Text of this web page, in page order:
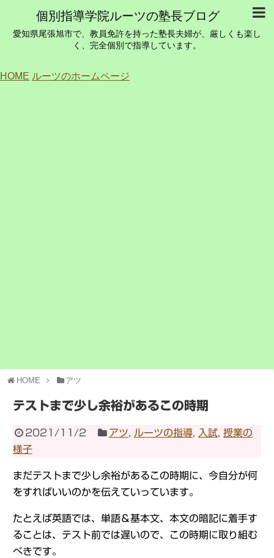
個別指導学院ルーツの塾長ブログ
愛知県尾張旭市で、教員免許を持った塾長夫婦が、厳しくも楽し
く、完全個別で指導しています。
HOME ルーツのホームページ
HOME アツ
テストまで少し余裕があるこの時期
2021/11/2 アツ ルーツの指導 入試 ,授業の
様子
まだテストまで少し余裕があるこの時期に、今自分が何
をすればいいのかを伝えていっています。
たとえば英語では、単語＆基本文、本文の暗記に着手す
ることは、テスト前では遅いので、この時期に取り組む
べきです。